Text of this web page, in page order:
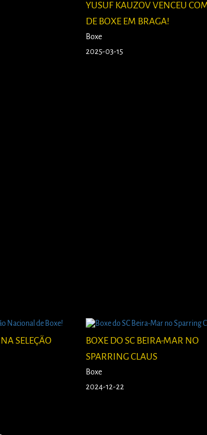
YUSUF KAUZOV VENCEU
DE BOXE EM BRAGA!
Boxe
2025-03-15
SELEÇÃO
BOXE DO SC BEIRA-MAR NO
SPARRING CLAUS
Boxe
2024-12-22